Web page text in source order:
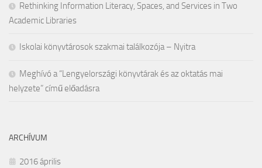
Rethinking Information Literacy, Spaces, and Services in Two
Academic Libraries
Iskolai könyvtárosok szakmai találkozója – Nyitra
Meghívó a “Lengyelországi könyvtárak és az oktatás mai
helyzete” című előadásra
ARCHÍVUM
2016 április